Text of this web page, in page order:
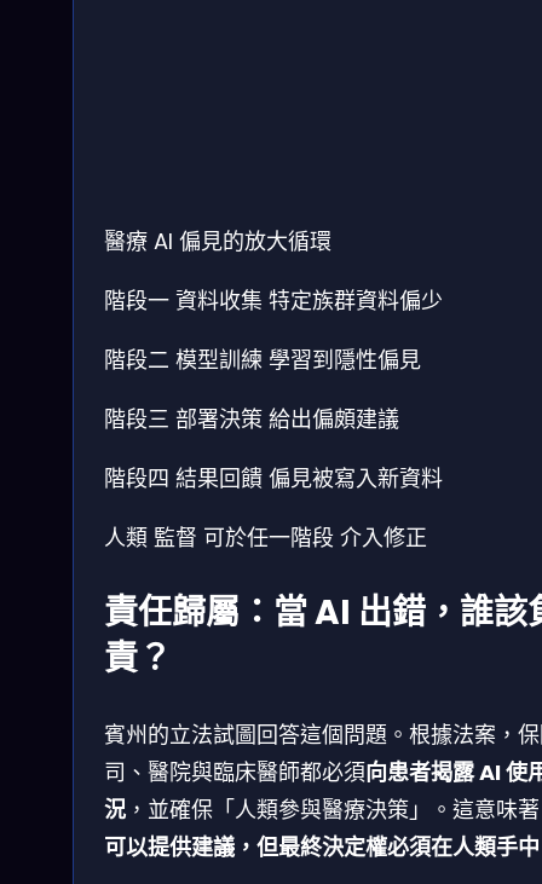
醫療 AI 偏見的放大循環
階段一 資料收集 特定族群資料偏少
階段二 模型訓練 學習到隱性偏見
階段三 部署決策 給出偏頗建議
階段四 結果回饋 偏見被寫入新資料
人類 監督 可於任一階段 介入修正
責任歸屬：當 AI 出錯，誰該
責？
賓州的立法試圖回答這個問題。根據法案，
司、醫院與臨床醫師都必須向患者揭露 AI 使
況 ，並確保「人類參與醫療決策」。這意味
可以提供建議，但最終決定權必須在人類手中